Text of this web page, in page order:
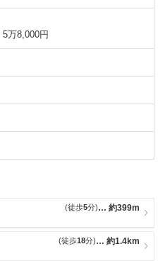
5万8,000円
約399m
(徒歩5分)
約1.4km
(徒歩18分)